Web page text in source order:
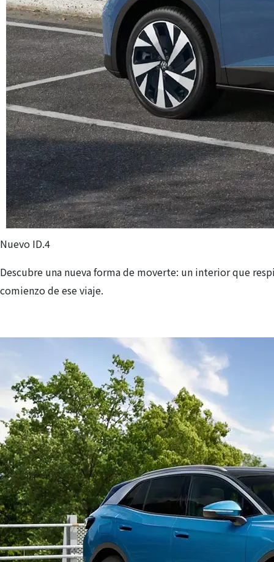
Nuevo ID.4
Descubre una nueva forma de moverte: un interior que
comienzo de ese viaje.